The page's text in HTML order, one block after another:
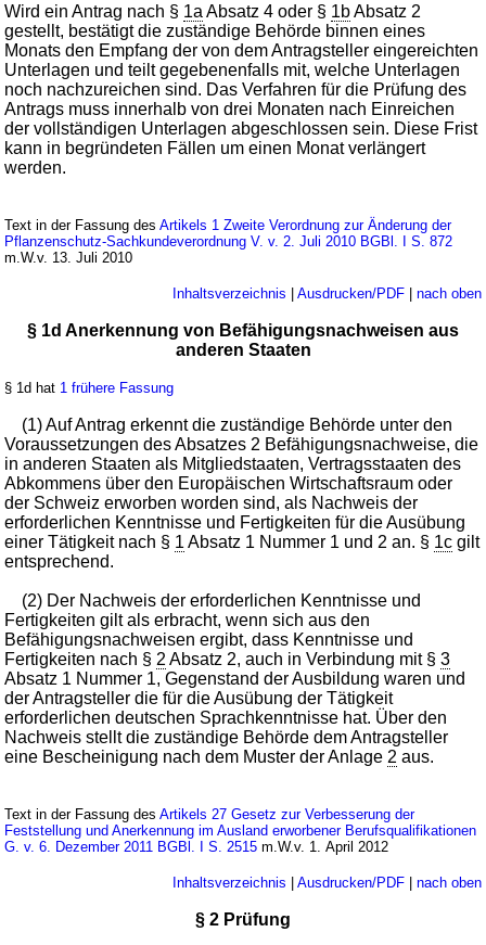
Wird ein Antrag nach § 1a Absatz 4 oder § 1bAbsatz 2
gestellt, bestätigt die zuständige Behörde binnen eines
Monats den Empfang der von dem Antragsteller eingereichten
Unterlagen und teilt gegebenenfalls mit, welche Unterlagen
noch nachzureichen sind. Das Verfahren für die Prüfung des
Antrags muss innerhalb von drei Monaten nach Einreichen
der vollständigen Unterlagen abgeschlossen sein. Diese Frist
kann in begründeten Fällen um einen Monat verlängert
werden.
Text in der Fassung desArtikels 1 Zweite Verordnung zur Änderung der
Pflanzenschutz-Sachkundeverordnung V. v. 2. Juli 2010 BGBl. I S. 872
m.W.v. 13. Juli 2010
Inhaltsverzeichnis | Ausdrucken/PDF| nach oben
§ 1d Anerkennung von Befähigungsnachweisen aus
anderen Staaten
§ 1d hat 1 frühere Fassung
(1) Auf Antrag erkennt die zuständige Behörde unter den
Voraussetzungen des Absatzes 2 Befähigungsnachweise, die
in anderen Staaten als Mitgliedstaaten, Vertragsstaaten des
Abkommens über den Europäischen Wirtschaftsraum oder
der Schweiz erworben worden sind, als Nachweis der
erforderlichen Kenntnisse und Fertigkeiten für die Ausübung
einer Tätigkeit nach § 1 Absatz 1 Nummer 1 und 2 an. § 1c gilt
entsprechend.
(2) Der Nachweis der erforderlichen Kenntnisse und
Fertigkeiten gilt als erbracht, wenn sich aus den
Befähigungsnachweisen ergibt, dass Kenntnisse und
Fertigkeiten nach § 2 Absatz 2, auch in Verbindung mit §3
Absatz 1 Nummer 1, Gegenstand der Ausbildung waren und
der Antragsteller die für die Ausübung der Tätigkeit
erforderlichen deutschen Sprachkenntnisse hat. Über den
Nachweis stellt die zuständige Behörde dem Antragsteller
eine Bescheinigung nach dem Muster der Anlage 2 aus.
Text in der Fassung desArtikels 27 Gesetz zur Verbesserung der
Feststellung und Anerkennung im Ausland erworbener Berufsqualifikationen
G. v. 6. Dezember 2011 BGBl. I S. 2515 m.W.v. 1. April 2012
Inhaltsverzeichnis | Ausdrucken/PDF| nach oben
§ 2 Prüfung